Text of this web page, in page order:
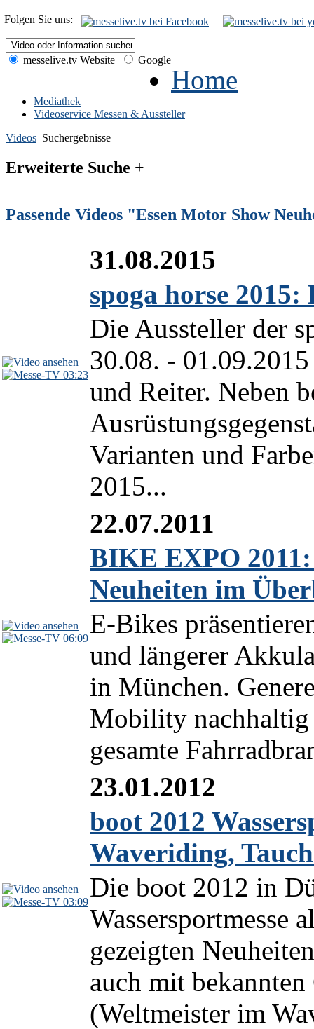
Folgen Sie uns:
messelive.tv Website Google
Home
Mediathek
Videoservice Messen & Aussteller
Videos Suchergebnisse
Erweiterte Suche +
Passende Videos "Essen Motor Show
03:23
31.08.2015
spoga horse
Die Aussteller der
30.08. -
und Reiter. Neben
Varianten und
2015...
06:09
22.07.2011
BIKE EXPO
Neuheiten im
E-Bikes
und längerer
in München.
Mobility nachhaltig
gesamte
03:09
23.01.2012
boot 2012
Waveriding,
Die boot 2012 in
Wassersportmesse
gezeigten
auch mit
(Weltmeister im